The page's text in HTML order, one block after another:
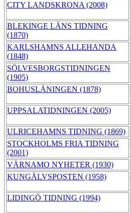
CITY LANDSKRONA (2008)
BLEKINGE LÄNS TIDNING
(1870)
KARLSHAMNS ALLEHANDA
(1848)
SÖLVESBORGSTIDNINGEN
(1905)
BOHUSLÄNINGEN (1878)
UPPSALATIDNINGEN (2005)
ULRICEHAMNS TIDNING (1869)
STOCKHOLMS FRIA TIDNING
(2001)
VÄRNAMO NYHETER (1930)
KUNGÄLVSPOSTEN (1958)
LIDINGÖ TIDNING (1994)